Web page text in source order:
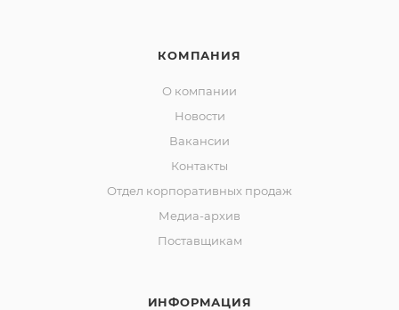
КОМПАНИЯ
О компании
Новости
Вакансии
Контакты
Отдел корпоративных продаж
Медиа-архив
Поставщикам
ИНФОРМАЦИЯ